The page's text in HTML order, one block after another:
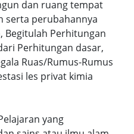
dan ruang tempat
serta perubahannya
Begitulah Perhitungan
Perhitungan dasar,
Ruas/Rumus-Rumus
les privat kimia
yang